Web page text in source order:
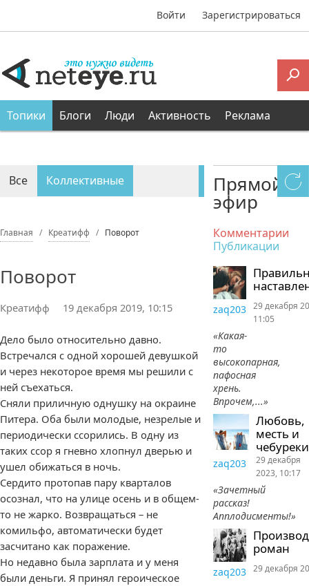
Войти Зарегистрироваться
Топики Блоги Люди Активность Реклама
Все Коллективные
Главная Креатифф Поворот
Поворот
Креатифф 19 декабря 2019, 10:15
Дело было относительно давно.
Встречался с одной хорошей девушкой
и через некоторое время мы решили с
ней съехаться.
Сняли приличную однушку на окраине
Питера. Оба были молодые, незрелые и
периодически ссорились. В одну из
таких ссор я гневно хлопнул дверью и
ушел обижаться в ночь.
Сердито протопав пару кварталов
осознал, что на улице осень и в общем-
то не жарко. Возвращаться – не
комильфо, автоматически будет
засчитано как поражение.
Но недавно была зарплата и у меня
были деньги. Я принял героическое
Прямой
эфир
Комментарии
Публикации
zaq203
«Какая-
то
высокопарная,
пафосная
хрень.
Впрочем,...»
29 декабря
11:05
Любовь,
месть и
чебуреки
zaq203
«Зачетный
рассказ!
Апплодисменты!»
29 декабря
2023, 10:17
роман
zaq203 29 декабря